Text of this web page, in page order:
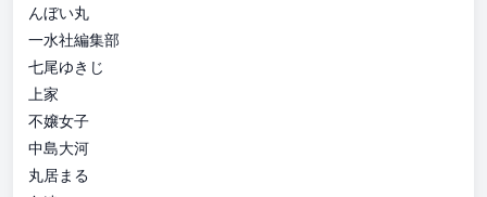
んぼい丸
一水社編集部
七尾ゆきじ
上家
不嬢女子
中島大河
丸居まる